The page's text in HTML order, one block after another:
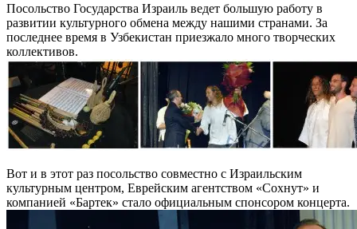
Посольство Государства Израиль ведет большую работу в
развитии культурного обмена между нашими странами. За
последнее время в Узбекистан приезжало много творческих
коллективов.
Вот и в этот раз посольство совместно с Израильским
культурным центром, Еврейским агентством «Сохнут» и
компанией «Бартек» стало официальным спонсором концерта.